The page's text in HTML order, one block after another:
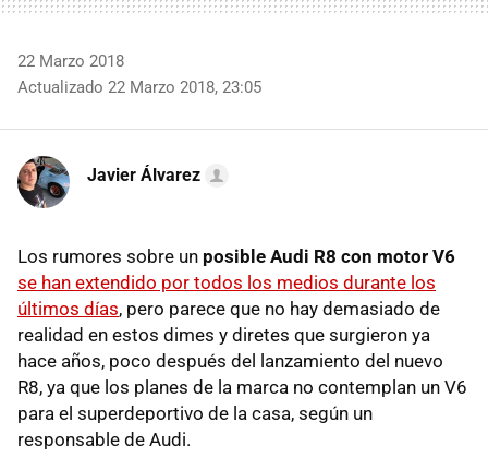
22 Marzo 2018
Actualizado 22 Marzo 2018, 23:05
Javier Álvarez
Los rumores sobre un posible Audi R8 con motor V6
se han extendido por todos los medios durante los
últimos días, pero parece que no hay demasiado de
realidad en estos dimes y diretes que surgieron ya
hace años, poco después del lanzamiento del nuevo
R8, ya que los planes de la marca no contemplan un V6
para el superdeportivo de la casa, según un
responsable de Audi.